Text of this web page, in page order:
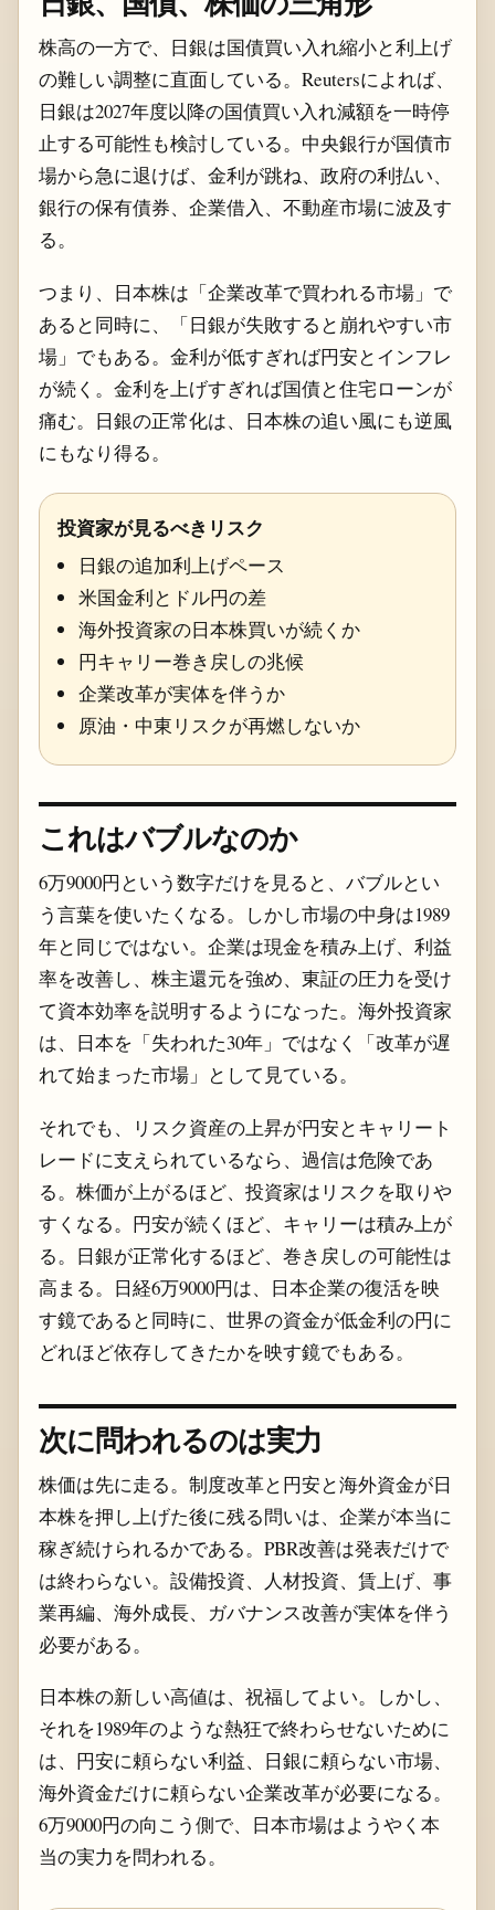
株高の一方で、日銀は国債買い入れ縮小と利上げ
の難しい調整に直面している。Reutersによれば、
日銀は2027年度以降の国債買い入れ減額を一時停
止する可能性も検討している。中央銀行が国債市
場から急に退けば、金利が跳ね、政府の利払い、
銀行の保有債券、企業借入、不動産市場に波及す
る。
つまり、日本株は「企業改革で買われる市場」で
あると同時に、「日銀が失敗すると崩れやすい市
場」でもある。金利が低すぎれば円安とインフレ
が続く。金利を上げすぎれば国債と住宅ローンが
痛む。日銀の正常化は、日本株の追い風にも逆風
にもなり得る。
投資家が見るべきリスク
日銀の追加利上げペース
米国金利とドル円の差
海外投資家の日本株買いが続くか
円キャリー巻き戻しの兆候
企業改革が実体を伴うか
原油・中東リスクが再燃しないか
これはバブルなのか
6万9000円という数字だけを見ると、バブルとい
う言葉を使いたくなる。しかし市場の中身は1989
年と同じではない。企業は現金を積み上げ、利益
率を改善し、株主還元を強め、東証の圧力を受け
て資本効率を説明するようになった。海外投資家
は、日本を「失われた30年」ではなく「改革が遅
れて始まった市場」として見ている。
それでも、リスク資産の上昇が円安とキャリート
レードに支えられているなら、過信は危険であ
る。株価が上がるほど、投資家はリスクを取りや
すくなる。円安が続くほど、キャリーは積み上が
る。日銀が正常化するほど、巻き戻しの可能性は
高まる。日経6万9000円は、日本企業の復活を映
す鏡であると同時に、世界の資金が低金利の円に
どれほど依存してきたかを映す鏡でもある。
次に問われるのは実力
株価は先に走る。制度改革と円安と海外資金が日
本株を押し上げた後に残る問いは、企業が本当に
稼ぎ続けられるかである。PBR改善は発表だけで
は終わらない。設備投資、人材投資、賃上げ、事
業再編、海外成長、ガバナンス改善が実体を伴う
必要がある。
日本株の新しい高値は、祝福してよい。しかし、
それを1989年のような熱狂で終わらせないために
は、円安に頼らない利益、日銀に頼らない市場、
海外資金だけに頼らない企業改革が必要になる。
6万9000円の向こう側で、日本市場はようやく本
当の実力を問われる。